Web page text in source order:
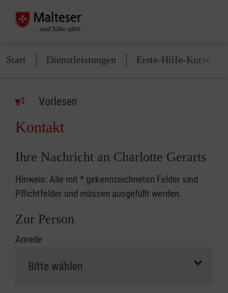
Start Dienstleistungen Erste-Hilfe-Kurse
Vorlesen
Kontakt
Ihre Nachricht an Charlotte Gerarts
Hinweis: Alle mit * gekennzeichneten Felder sind
Pflichtfelder und müssen ausgefüllt werden.
Zur Person
Anrede